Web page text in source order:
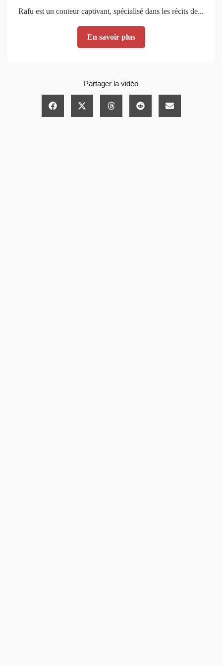
Rafu est un conteur captivant, spécialisé dans les récits de...
En savoir plus
Partager la vidéo